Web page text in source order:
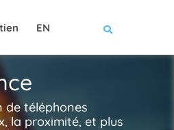
EN
de téléphones
la proximité, et plus